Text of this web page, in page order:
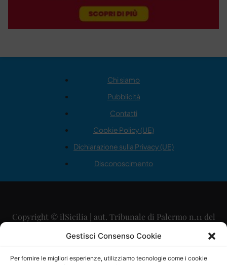
Gestisci Consenso Cookie
Per fornire le migliori esperienze, utilizziamo tecnologie come i cookie
Chi siamo
Pubblicità
Contatti
Cookie Policy (UE)
Dichiarazione sulla Privacy (UE)
Disconoscimento
Copyright © ilSicilia | aut. Tribunale di Palermo n.11 del
29/09/2015